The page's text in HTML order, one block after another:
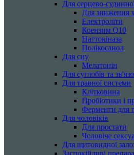
Для серцево-
Для зниження
Електроліти
Коензим Q10
Наттокіназа
Полікосанол
Для сну
Мелатонін
Для суглобів та
Для травної системи
Клітковина
Пробіотики і
Ферменти для
Для чоловіків
Для простати
Чоловіче
Для щитовидної
Заспокійливі